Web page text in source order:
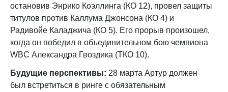
остановив Энрико Коэллинга (КО 12), провел защиты
титулов против Каллума Джонсона (КО 4) и
Радивойе Каладжича (КО 5). Его прорыв произошел,
когда он победил в объединительном бою чемпиона
WBC Александра Гвоздика (ТКО 10).
Будущие перспективы: 28 марта Артур должен
был встретиться в ринге с обязательным